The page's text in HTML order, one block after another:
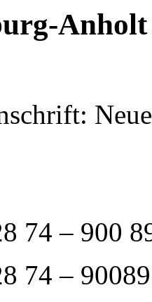
Anholt
74 – 900
74 –